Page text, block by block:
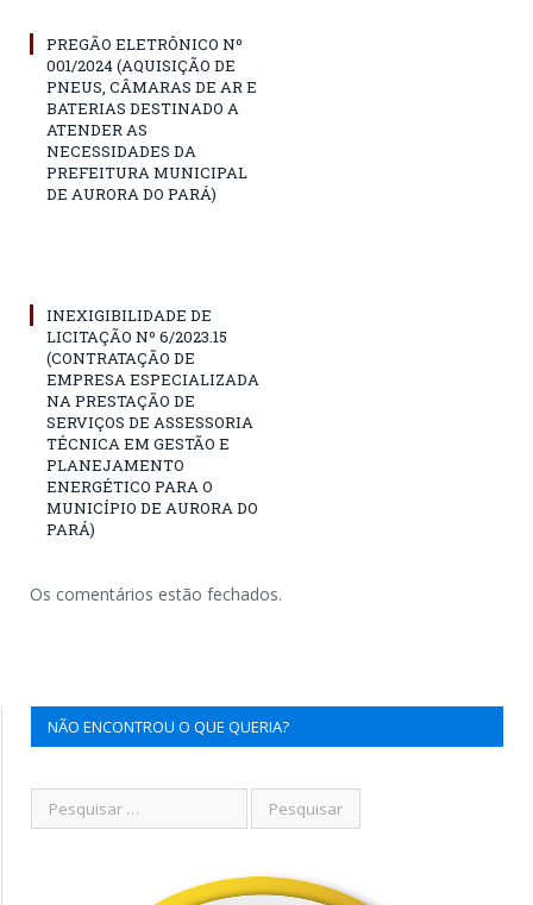
PREGÃO ELETRÔNICO Nº
001/2024 (AQUISIÇÃO DE
PNEUS, CÂMARAS DE AR E
BATERIAS DESTINADO A
ATENDER AS
NECESSIDADES DA
PREFEITURA MUNICIPAL
DE AURORA DO PARÁ)
INEXIGIBILIDADE DE
LICITAÇÃO Nº 6/2023.15
(CONTRATAÇÃO DE
EMPRESA ESPECIALIZADA
NA PRESTAÇÃO DE
SERVIÇOS DE ASSESSORIA
TÉCNICA EM GESTÃO E
PLANEJAMENTO
ENERGÉTICO PARA O
MUNICÍPIO DE AURORA DO
PARÁ)
Os comentários estão fechados.
NÃO ENCONTROU O QUE QUERIA?